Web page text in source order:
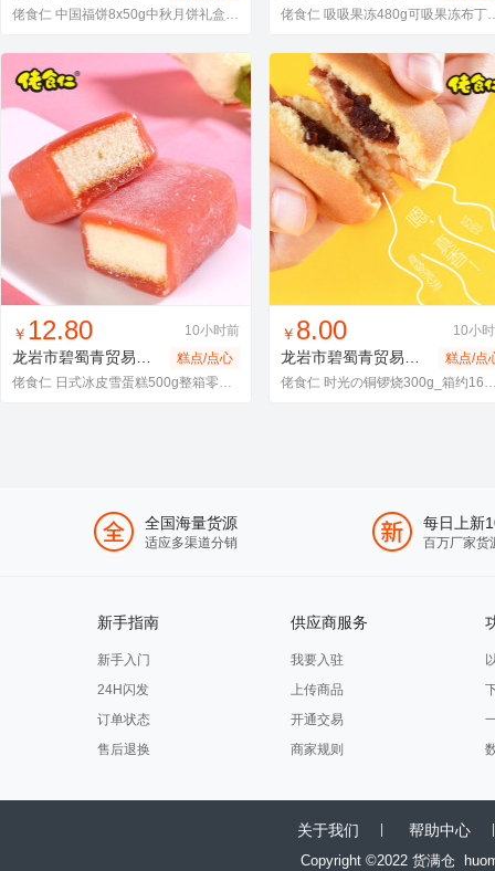
佬食仁 中国福饼8x50g中秋月饼礼盒装闽南特产雪媚娘蛋黄送礼网红
佬食仁 吸吸果冻480g可
找同款 加入进货车 收藏
￥ 12.80 10小时前
糕点/点心
佬食仁 日式冰皮雪蛋糕500g整箱零食3口味雪媚娘麻薯蛋糕面包饼干
找同款 收藏
￥ 8.00 10小
糕点/点
佬食仁 时光の铜锣烧300g_箱约16包 香芋
全国海量货源
适应多渠道分销
每日上新
百万厂家货
新手指南
新手入门
24H闪发
订单状态
售后退换
供应商服务
我要入驻
上传商品
开通交易
商家规则
关于我们 帮助中心
Copyright ©2022 货满仓